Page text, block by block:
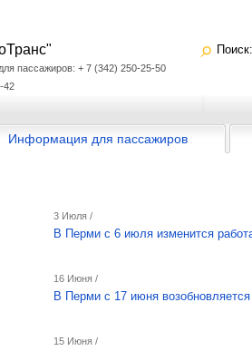
пассажиров: + 7 (342) 250-25-50
42
Информация для пассажиров
3 Июля /
В Перми с 6 июля изменится
16 Июня /
В Перми с 17 июня
15 Июня /